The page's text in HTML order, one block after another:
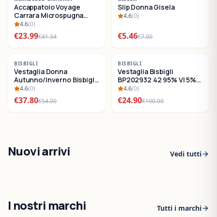
SALDI
Accappatoio Voyage
Carrara Microspugna
Cotone
4.6(0)
€23.99€41.34
SALDI
Slip Donna Gisela
4.6(0)
€5.46€7.00
-30 %
SALDI
BISBIGLI
Vestaglia Donna
Autunno/Inverno Bisbigli
BO288632
4.6(0)
€37.80€54.00
-75 %
SALDI
BISBIGLI
Vestaglia Bisbigli
BP202932 42 95% VI 5%
EA4.6(0)
€24.90€100.00
Nuovi arrivi Vedi tutti
I nostri marchi Tutti i marchi